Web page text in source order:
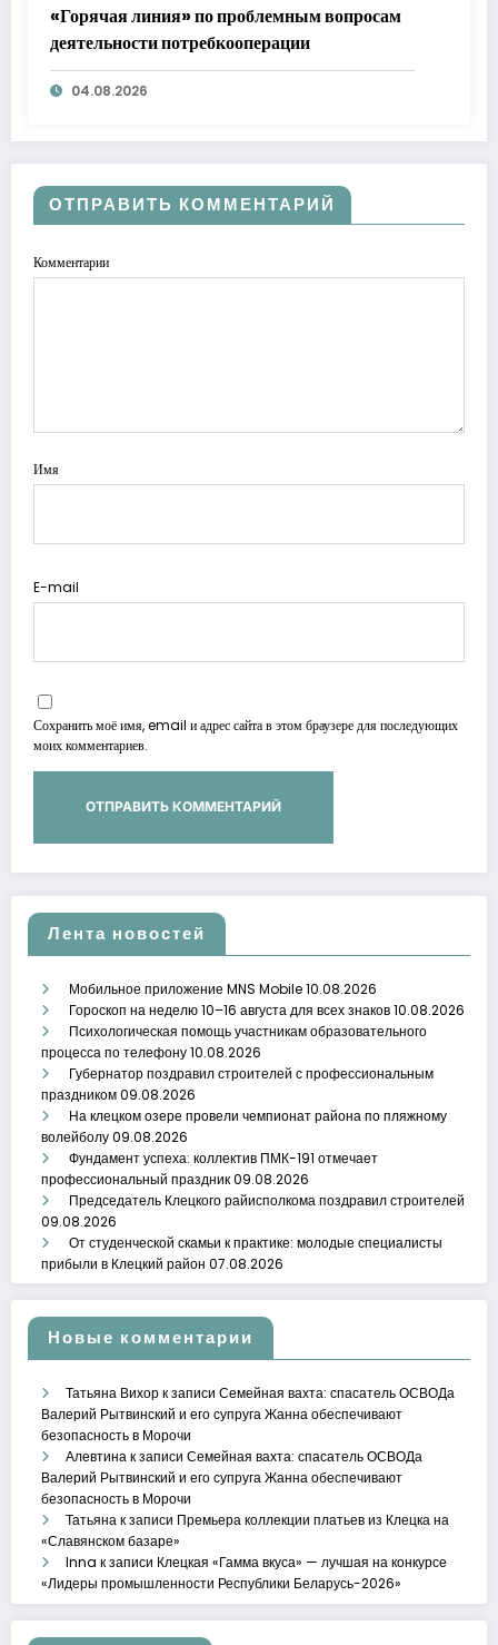
«Горячая линия» по проблемным вопросам
деятельности потребкооперации
04.08.2026
ОТПРАВИТЬ КОММЕНТАРИЙ
Комментарии
Имя
E-mail
Сохранить моё имя, email и адрес сайта в этом браузере для последующих
моих комментариев.
Лента новостей
Мобильное приложение MNS Mobile10.08.2026
Гороскоп на неделю 10–16 августа для всех знаков10.08.2026
Психологическая помощь участникам образовательного
процесса по телефону10.08.2026
Губернатор поздравил строителей с профессиональным
праздником09.08.2026
На клецком озере провели чемпионат района по пляжному
волейболу09.08.2026
Фундамент успеха: коллектив ПМК-191 отмечает
профессиональный праздник09.08.2026
Председатель Клецкого райисполкома поздравил строителей
09.08.2026
От студенческой скамьи к практике: молодые специалисты
прибыли в Клецкий район 07.08.2026
Новые комментарии
Татьяна Вихорк записи Семейная вахта: спасатель ОСВОДа
Валерий Рытвинский и его супруга Жанна обеспечивают
безопасность в Морочи
Алевтинак записи Семейная вахта: спасатель ОСВОДа
Валерий Рытвинский и его супруга Жанна обеспечивают
безопасность в Морочи
Татьянак записи Премьера коллекции платьев из Клецка на
«Славянском базаре»
Inna к записи Клецкая «Гамма вкуса» — лучшая на конкурсе
«Лидеры промышленности Республики Беларусь-2026»